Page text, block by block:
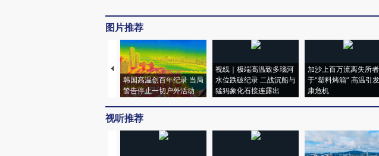
图片推荐
韩国高温创百年纪录 当局
警告停止一切户外活动
视线｜极端高温致多瑙河
水位跌破纪录 二战沉船与
猛犸象化石接连露出
加沙上百万流离失所
于“塑料烤箱” 高温引
康危机
视听推荐